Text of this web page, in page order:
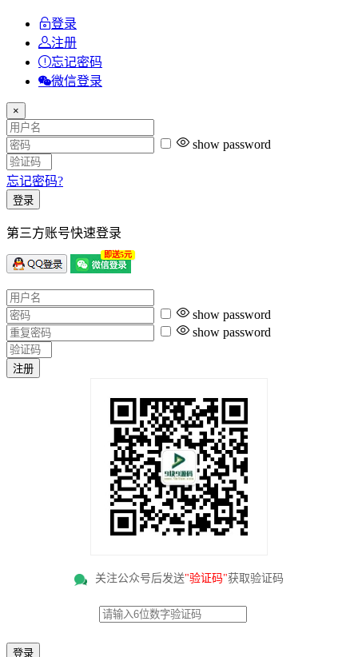
登录
注册
忘记密码
微信登录
×
show password
忘记密码?
登录
第三方账号快速登录
即送5元
show password
show password
注册
关注公众号后发送"验证码"获取验证码
登录